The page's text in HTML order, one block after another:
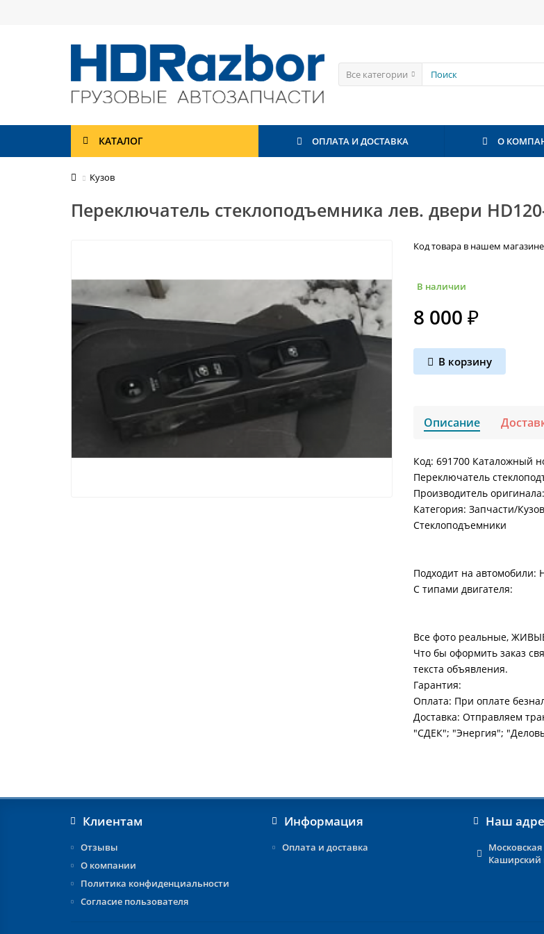
Все категории
КАТАЛОГ ОПЛАТА И ДОСТАВКА О
Кузов
Переключатель стеклоподъемника лев. двери
Код товара в нашем
В наличии
8 000 ₽
В корзину
Описание
Код: 691700 Каталожный
Переключатель
Производитель оригинала:
Категория: Запчасти/
Стеклоподъемники
Подходит на автомобили:
С типами двигателя:
Все фото реальные,
Что бы оформить заказ
текста объявления.
Гарантия:
Оплата: При оплате
Доставка: Отправляем
"СДЕК"; "Энергия";
Клиентам
Отзывы
О компании
Политика конфиденциальности
Согласие пользователя
Информация
Оплата и доставка
Наш
Каширский